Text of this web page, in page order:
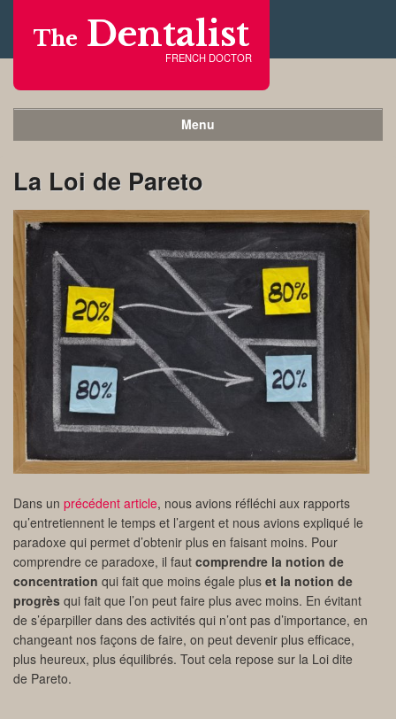
The Dentalist
FRENCH DOCTOR
Menu
La Loi de Pareto
Dans un précédent article, nous avions réfléchi aux rapports
qu’entretiennent le temps et l’argent et nous avions expliqué le
paradoxe qui permet d’obtenir plus en faisant moins. Pour
comprendre ce paradoxe, il faut comprendre la notion de
concentration qui fait que moins égale plus et la notion de
progrès qui fait que l’on peut faire plus avec moins. En évitant
de s’éparpiller dans des activités qui n’ont pas d’importance, en
changeant nos façons de faire, on peut devenir plus efficace,
plus heureux, plus équilibrés. Tout cela repose sur la Loi dite
de Pareto.